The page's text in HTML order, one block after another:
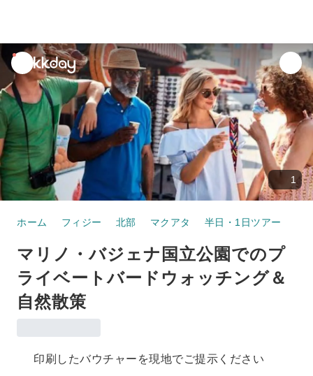
unread
notifications
1
ホーム フィジー 北部 マクアタ 半日・1日ツアー
マリノ・バジェナ国立公園でのプ
ライベートバードウォッチング＆
自然散策
印刷したバウチャーを現地でご提示ください